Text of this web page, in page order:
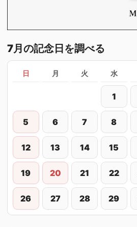
7月の記念日を調べる
日 月 火 水
1
5 6 7 8
12 13 14 15
19 20 21 22
26 27 28 29